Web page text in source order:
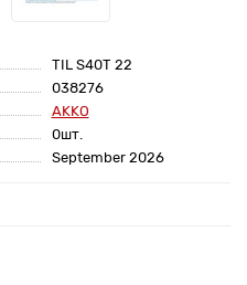
TIL S40T 22
038276
AKKO
0шт.
September 2026